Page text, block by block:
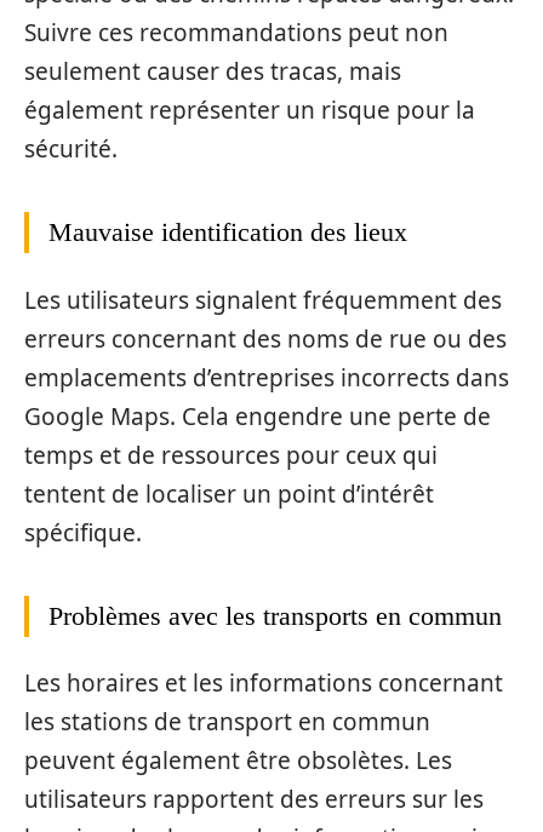
Suivre ces recommandations peut non
seulement causer des tracas, mais
également représenter un risque pour la
sécurité.
Mauvaise identification des lieux
Les utilisateurs signalent fréquemment des
erreurs concernant des noms de rue ou des
emplacements d’entreprises incorrects dans
Google Maps. Cela engendre une perte de
temps et de ressources pour ceux qui
tentent de localiser un point d’intérêt
spécifique.
Problèmes avec les transports en commun
Les horaires et les informations concernant
les stations de transport en commun
peuvent également être obsolètes. Les
utilisateurs rapportent des erreurs sur les